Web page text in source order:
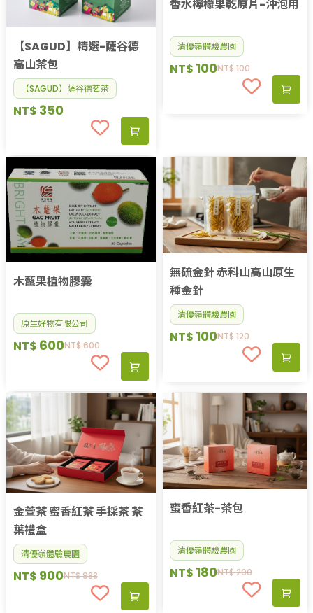
【SAGUD】精選-薩谷德
高山茶包
【SAGUD】薩谷德茗茶
NT$ 350
香水檸檬果乾原片-沖泡用
清優嶺體驗農園
NT$100
NT$ 100
木虌果植物膠囊
原生好物有限公司
NT$600
NT$ 600
無硫金針 赤科山高山原生
種金針
清優嶺體驗農園
NT$120
NT$ 100
金萱茶 蜜香紅茶 手採茶 茶
葉禮盒
清優嶺體驗農園
NT$988
NT$ 900
蜜香紅茶-茶包
清優嶺體驗農園
NT$200
NT$ 180